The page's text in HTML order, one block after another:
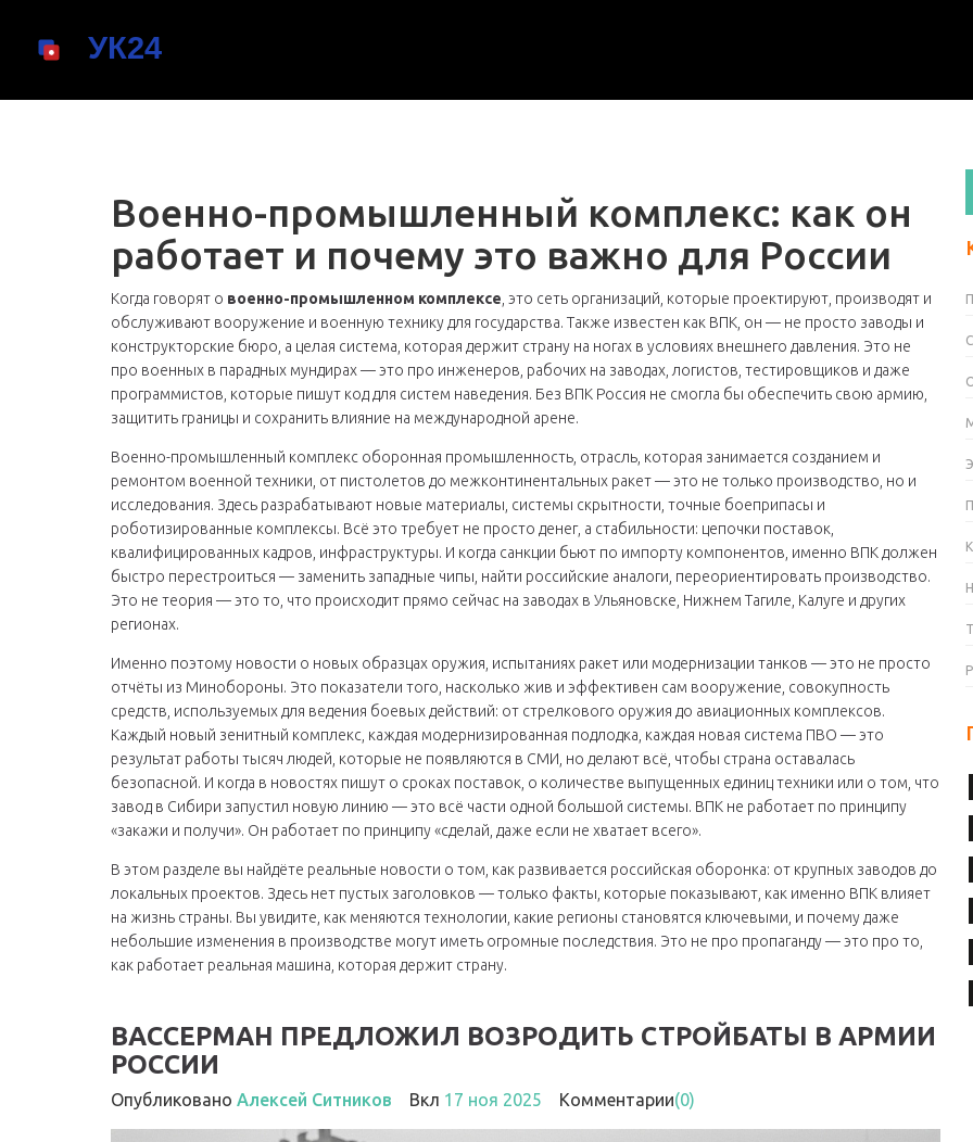
Военно-промышленный комплекс: как он
работает и почему это важно для России
Когда говорят о военно-промышленном комплексе это сеть организаций, которые проектируют, производят и
обслуживают вооружение и военную технику для государства. Также известен как ВПК , он — не просто заводы и
конструкторские бюро, а целая система, которая держит страну на ногах в условиях внешнего давления. Это не
про военных в парадных мундирах — это про инженеров, рабочих на заводах, логистов, тестировщиков и даже
программистов, которые пишут код для систем наведения. Без ВПК Россия не смогла бы обеспечить свою армию,
защитить границы и сохранить влияние на международной арене.
Военно-промышленный комплекс оборонная промышленность отрасль, которая занимается созданием и
ремонтом военной техники, от пистолетов до межконтинентальных ракет— это не только производство, но и
исследования. Здесь разрабатывают новые материалы, системы скрытности, точные боеприпасы и
роботизированные комплексы. Всё это требует не просто денег, а стабильности: цепочки поставок,
квалифицированных кадров, инфраструктуры. И когда санкции бьют по импорту компонентов, именно ВПК должен
быстро перестроиться — заменить западные чипы, найти российские аналоги, переориентировать производство.
Это не теория — это то, что происходит прямо сейчас на заводах в Ульяновске, Нижнем Тагиле, Калуге и других
регионах.
Именно поэтому новости о новых образцах оружия, испытаниях ракет или модернизации танков — это не просто
отчёты из Минобороны. Это показатели того, насколько жив и эффективен сам вооружение совокупность
средств, используемых для ведения боевых действий: от стрелкового оружия до авиационных комплексов.
Каждый новый зенитный комплекс, каждая модернизированная подлодка, каждая новая система ПВО — это
результат работы тысяч людей, которые не появляются в СМИ, но делают всё, чтобы страна оставалась
безопасной. И когда в новостях пишут о сроках поставок, о количестве выпущенных единиц техники или о том, что
завод в Сибири запустил новую линию — это всё части одной большой системы. ВПК не работает по принципу
«закажи и получи». Он работает по принципу «сделай, даже если не хватает всего».
В этом разделе вы найдёте реальные новости о том, как развивается российская оборонка: от крупных заводов до
локальных проектов. Здесь нет пустых заголовков — только факты, которые показывают, как именно ВПК влияет
на жизнь страны. Вы увидите, как меняются технологии, какие регионы становятся ключевыми, и почему даже
небольшие изменения в производстве могут иметь огромные последствия. Это не про пропаганду — это про то,
как работает реальная машина, которая держит страну.
ВАССЕРМАН ПРЕДЛОЖИЛ ВОЗРОДИТЬ СТРОЙБАТЫ В АРМИИ
РОССИИ
Опубликовано Алексей Ситников Вкл 17 ноя 2025 Комментарии(0)